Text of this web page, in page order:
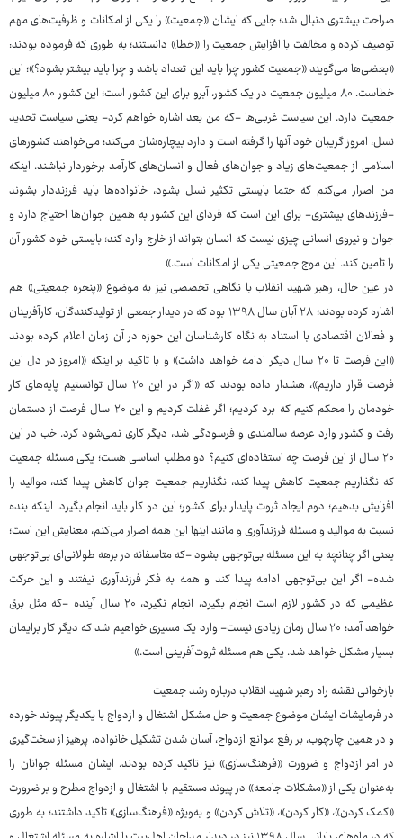
صراحت بیشتری دنبال شد؛ جایی که ایشان «جمعیت» را یکی از امکانات و ظرفیت‌های مهم
توصیف کرده و مخالفت با افزایش جمعیت را «خطا» دانستند؛ به طوری که فرموده بودند:
«بعضی‌ها می‌گویند «جمعیت کشور چرا باید این تعداد باشد و چرا باید بیشتر بشود؟»؛ این
خطاست. ۸۰ میلیون جمعیت در یک کشور، آبرو برای این کشور است؛ این کشور ۸۰ میلیون
جمعیت دارد. این سیاست غربی‌ها -که من بعد اشاره خواهم کرد- یعنی سیاست تحدید
نسل، امروز گریبان خود آنها را گرفته است و دارد بیچاره‌شان می‌کند؛ می‌خواهند کشورهای
اسلامی از جمعیت‌های زیاد و جوان‌های فعال و انسان‌های کارآمد برخوردار نباشند. اینکه
من اصرار می‌کنم که حتما بایستی تکثیر نسل بشود، خانواده‌ها باید فرزنددار بشوند
-فرزندهای بیشتری- برای این است که فردای این کشور به همین جوان‌ها احتیاج دارد و
جوان و نیروی انسانی چیزی نیست که انسان بتواند از خارج وارد کند؛ بایستی خود کشور آن
را تامین کند. این موج جمعیتی یکی از امکانات است.»
در عین حال،‌ رهبر شهید انقلاب با نگاهی تخصصی نیز به موضوع «پنجره جمعیتی» هم
اشاره کرده بودند؛ ۲۸ آبان سال ۱۳۹۸ بود که در دیدار جمعی از تولیدکنندگان، کارآفرینان
و فعالان اقتصادی با استناد به نگاه کارشناسان این حوزه در آن زمان اعلام کرده بودند
«این فرصت تا ۲۰ سال دیگر ادامه خواهد داشت» و با تاکید بر اینکه «امروز در دل این
فرصت قرار داریم»، هشدار داده بودند که «اگر در این ۲۰ سال توانستیم پایه‌های کار
خودمان را محکم کنیم که برد کردیم؛ اگر غفلت کردیم و این ۲۰ سال فرصت از دستمان
رفت و کشور وارد عرصه سالمندی و فرسودگی شد، دیگر کاری نمی‌شود کرد. خب در این
۲۰ سال از این فرصت چه استفاده‌ای کنیم؟ دو مطلب اساسی هست؛ یکی مسئله جمعیت
که نگذاریم جمعیت کاهش پیدا کند، نگذاریم جمعیت جوان کاهش پیدا کند، موالید را
افزایش بدهیم؛ دوم ایجاد ثروت پایدار برای کشور؛ این دو کار باید انجام بگیرد. اینکه بنده
نسبت به موالید و مسئله فرزندآوری و مانند اینها این همه اصرار می‌کنم، معنایش این است؛
یعنی اگر چنانچه به این مسئله بی‌توجهی بشود -که متاسفانه در برهه طولانی‌ای بی‌توجهی
شده- اگر این بی‌توجهی ادامه پیدا کند و همه به فکر فرزندآوری نیفتند و این حرکت
عظیمی که در کشور لازم است انجام بگیرد، انجام نگیرد، ۲۰ سال آینده -که مثل برق
خواهد آمد؛ ۲۰ سال زمان زیادی نیست- وارد یک مسیری خواهیم شد که دیگر کار برایمان
بسیار مشکل خواهد شد. یکی هم مسئله ثروت‌آفرینی است.»
بازخوانی نقشه راه رهبر شهید انقلاب درباره رشد جمعیت
در فرمایشات ایشان موضوع جمعیت و حل مشکل اشتغال و ازدواج با یکدیگر پیوند خورده
و در همین چارچوب، بر رفع موانع ازدواج، آسان شدن تشکیل خانواده، پرهیز از سخت‌گیری
در امر ازدواج و ضرورت «فرهنگ‌سازی» نیز تاکید کرده بودند. ایشان مسئله جوانان را
به‌عنوان یکی از «مشکلات جامعه» در پیوند مستقیم با اشتغال و ازدواج مطرح و بر ضرورت
«کمک کردن»، «کار کردن»، «تلاش کردن» و به‌ویژه «فرهنگ‌سازی» تاکید داشتند؛ به طوری